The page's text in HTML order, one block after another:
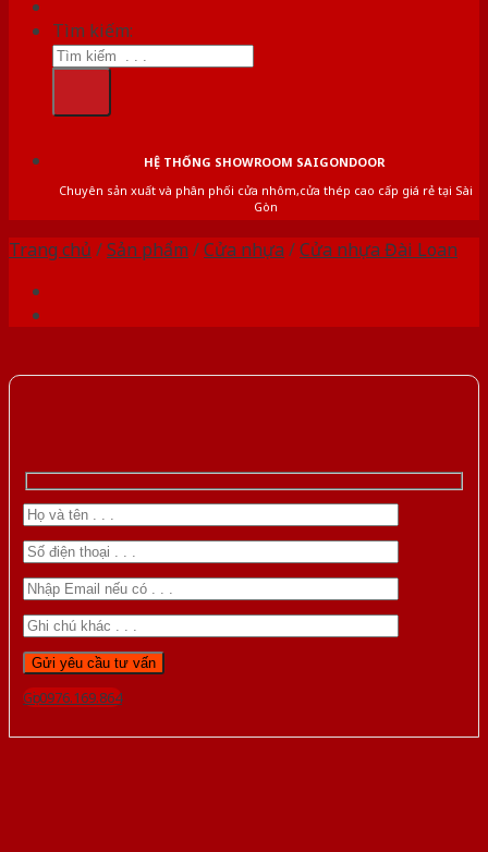
Tìm kiếm:
HỆ THỐNG SHOWROOM SAIGONDOOR
Chuyên sản xuất và phân phối cửa nhôm,cửa thép cao cấp giá rẻ tại Sài
Gòn
Trang chủ /Sản phẩm /Cửa nhựa /Cửa nhựa Đài Loan
Gọi 0976.169.864